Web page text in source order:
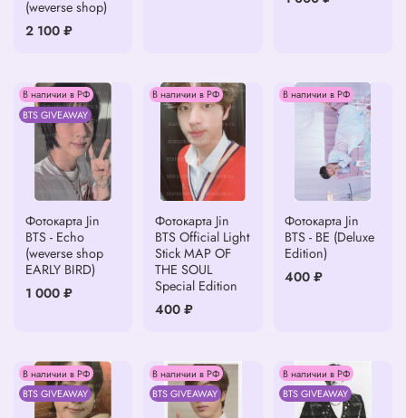
(weverse shop)
2 100 ₽
В наличии в РФ
BTS GIVEAWAY
Фотокарта Jin
BTS - Echo
(weverse shop
EARLY BIRD)
1 000 ₽
В наличии в РФ
Фотокарта Jin
BTS Official Light
Stick MAP OF
THE SOUL
Special Edition
400 ₽
В наличии в РФ
Фотокарта Jin
BTS - BE (Deluxe
Edition)
400 ₽
В наличии в РФ
BTS GIVEAWAY
В наличии в РФ
BTS GIVEAWAY
В наличии в РФ
BTS GIVEAWAY